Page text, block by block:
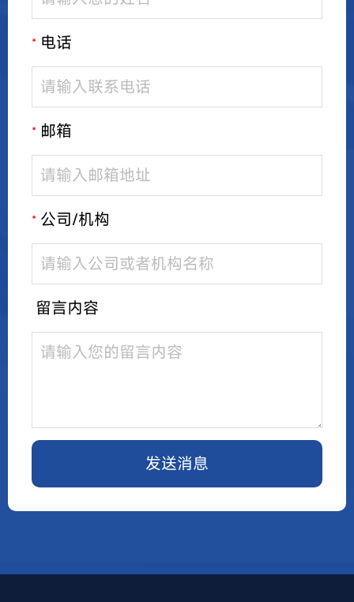
* 电话
* 邮箱
* 公司/机构
留言内容
发送消息